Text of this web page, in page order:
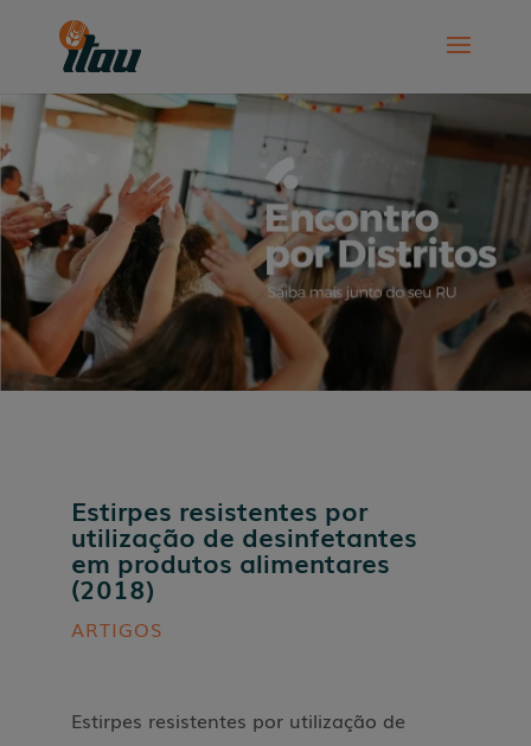
Estirpes resistentes por
utilização de desinfetantes
em produtos alimentares
(2018)
ARTIGOS
Estirpes resistentes por utilização de